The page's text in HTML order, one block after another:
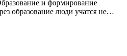
и формирование
образование люди учатся не…